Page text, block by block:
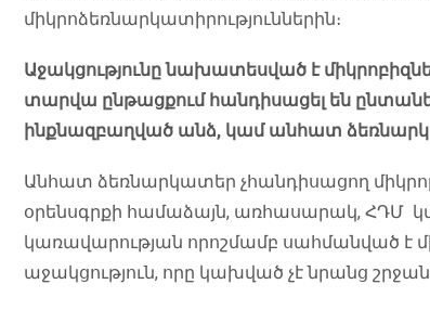
միկրոձեռնարկատիրություններին։
Աջակցությունը նախատեսված է
տարվա ընթացքում հանդիսացել են
ինքնազբաղված անձ, կամ անհատ
Անհատ ձեռնարկատեր չհանդիսացող
օրենսգրքի համաձայն, առհասարակ, ՀԴՄ
կառավարության որոշմամբ սահմանված
աջակցություն, որը կախված չէ նրանց